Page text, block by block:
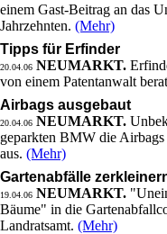
einem Gast-Beitrag an das
Jahrzehnten. (Mehr)
Tipps für Erfinder
20.04.06 NEUMARKT.
von einem Patentanwalt
Airbags ausgebaut
20.04.06 NEUMARKT.
geparkten BMW die
aus. (Mehr)
Gartenabfälle
19.04.06 NEUMARKT.
Bäume" in die
Landratsamt. (Mehr)